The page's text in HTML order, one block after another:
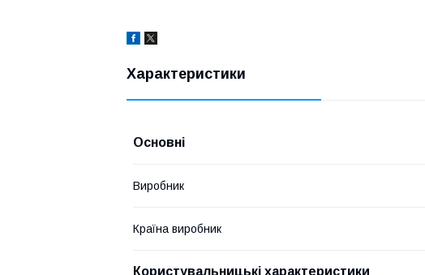
Характеристики
Основні
Виробник
Країна виробник
Користувальницькі характеристики